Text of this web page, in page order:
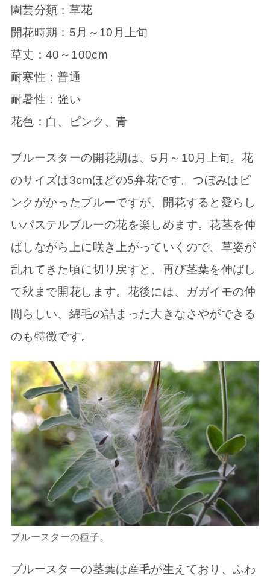
園芸分類：草花
開花時期：5月～10月上旬
草丈：40～100cm
耐寒性：普通
耐暑性：強い
花色：白、ピンク、青
ブルースターの開花期は、5月～10月上旬。花
のサイズは3cmほどの5弁花です。つぼみはピ
ンクがかったブルーですが、開花すると愛らし
いパステルブルーの花を楽しめます。花茎を伸
ばしながら上に咲き上がっていくので、草姿が
乱れてきた頃に切り戻すと、再び茎葉を伸ばし
て秋まで開花します。花後には、ガガイモの仲
間らしい、綿毛の詰まった大きなさやができる
のも特徴です。
ブルースターの種子。
ブルースターの茎葉は産毛が生えており、ふわ